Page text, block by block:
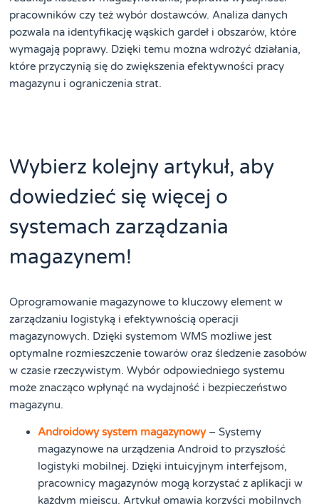
pracowników czy też wybór dostawców. Analiza danych
pozwala na identyfikację wąskich gardeł i obszarów, które
wymagają poprawy. Dzięki temu można wdrożyć działania,
które przyczynią się do zwiększenia efektywności pracy
magazynu i ograniczenia strat.
Wybierz kolejny artykuł, aby
dowiedzieć się więcej o
systemach zarządzania
magazynem!
Oprogramowanie magazynowe to kluczowy element w
zarządzaniu logistyką i efektywnością operacji
magazynowych. Dzięki systemom WMS możliwe jest
optymalne rozmieszczenie towarów oraz śledzenie zasobów
w czasie rzeczywistym. Wybór odpowiedniego systemu
może znacząco wpłynąć na wydajność i bezpieczeństwo
magazynu.
Androidowy system magazynowy– Systemy
magazynowe na urządzenia Android to przyszłość
logistyki mobilnej. Dzięki intuicyjnym interfejsom,
pracownicy magazynów mogą korzystać z aplikacji w
każdym miejscu. Artykuł omawia korzyści mobilnych